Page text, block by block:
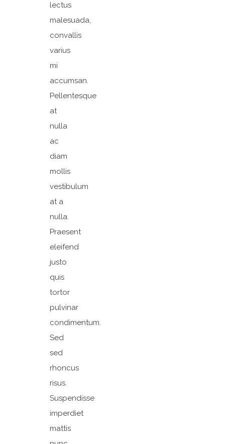
lectus
malesuada,
convallis
varius
mi
accumsan.
Pellentesque
at
nulla
ac
diam
mollis
vestibulum
at a
nulla.
Praesent
eleifend
justo
quis
tortor
pulvinar
condimentum.
Sed
sed
rhoncus
risus.
Suspendisse
imperdiet
mattis